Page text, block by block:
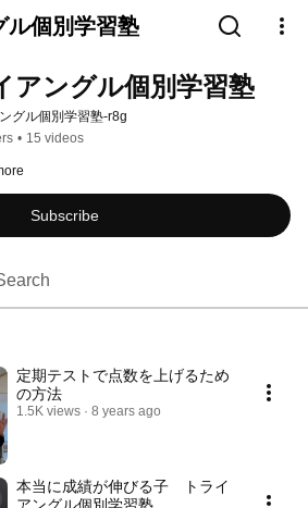
ル個別学習塾
アングル個別学習塾
グル個別学習塾-r8g
• 15 videos
Subscribe
定期テストで点数を上げるため
の方法
1.5K views 8 years ago
本当に成績が伸びる子 トライ